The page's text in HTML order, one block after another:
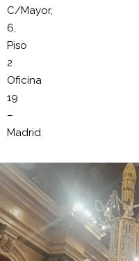
C/Mayor,
6,
Piso
2
Oficina
19
–
Madrid